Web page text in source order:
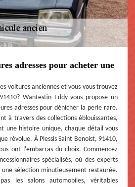
adresses pour acheter une
voitures anciennes et vous vous trouvez
Wantestin Eddy vous propose un
adresses pour dénicher la perle rare.
à travers des collections éblouissantes,
une histoire unique, chaque détail vous
révolue. À Plessis Saint Benoist, 91410,
ont l'embarras du choix. Commencez
spécialisés, où des experts
sélection minutieusement restaurée.
les salons automobiles, véritables